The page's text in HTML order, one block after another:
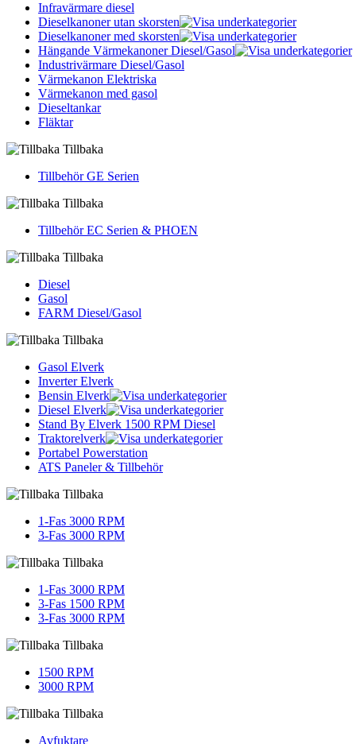
Infravärmare diesel
Dieselkanoner utan skorsten
Dieselkanoner med skorsten
Hängande Värmekanoner Diesel/Gasol
Industrivärmare Diesel/Gasol
Värmekanon Elektriska
Värmekanon med gasol
Dieseltankar
Fläktar
Tillbaka
Tillbehör GE Serien
Tillbaka
Tillbehör EC Serien & PHOEN
Tillbaka
Diesel
Gasol
FARM Diesel/Gasol
Tillbaka
Gasol Elverk
Inverter Elverk
Bensin Elverk
Diesel Elverk
Stand By Elverk 1500 RPM Diesel
Traktorelverk
Portabel Powerstation
ATS Paneler & Tillbehör
Tillbaka
1-Fas 3000 RPM
3-Fas 3000 RPM
Tillbaka
1-Fas 3000 RPM
3-Fas 1500 RPM
3-Fas 3000 RPM
Tillbaka
1500 RPM
3000 RPM
Tillbaka
Avfuktare